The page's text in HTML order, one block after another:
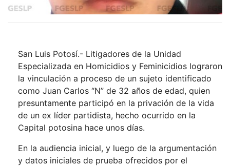
San Luis Potosí.- Litigadores de la Unidad
Especializada en Homicidios y Feminicidios lograron
la vinculación a proceso de un sujeto identificado
como Juan Carlos “N” de 32 años de edad, quien
presuntamente participó en la privación de la vida
de un ex líder partidista, hecho ocurrido en la
Capital potosina hace unos días.
En la audiencia inicial, y luego de la argumentación
y datos iniciales de prueba ofrecidos por el